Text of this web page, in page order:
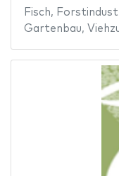
Fisch,
Gartenbau,